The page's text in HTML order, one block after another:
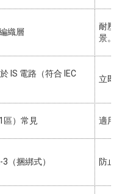
織層
耐壓
景。
IS 電路（符合 IEC
立即
區）常見 適用
（捆綁式） 防止